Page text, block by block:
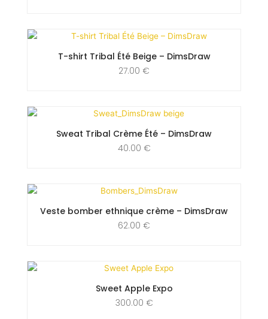
T-shirt Tribal Été Beige – DimsDraw
27.00 €
Sweat Tribal Crème Été – DimsDraw
40.00 €
Veste bomber ethnique crème – DimsDraw
62.00 €
Sweet Apple Expo
300.00 €